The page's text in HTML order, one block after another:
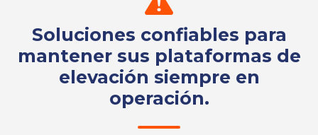
Soluciones confiables para
mantener sus plataformas de
elevación siempre en
operación.